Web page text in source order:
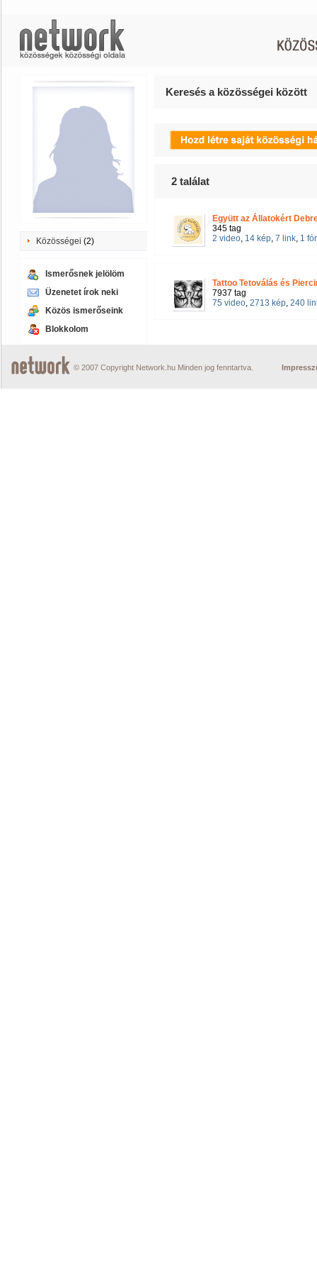
Közösségei (2)
Ismerősnek jelölöm
Üzenetet írok neki
Közös ismerőseink
Blokkolom
Keresés a közösségei között
2 találat
Együtt az Állatokért
345 tag
2 video, 14 kép, 7 link, 1
Tattoo Tetoválás és
7937 tag
75 video, 2713 kép, 240
© 2007 Copyright Network.hu Minden jog fenntartva.